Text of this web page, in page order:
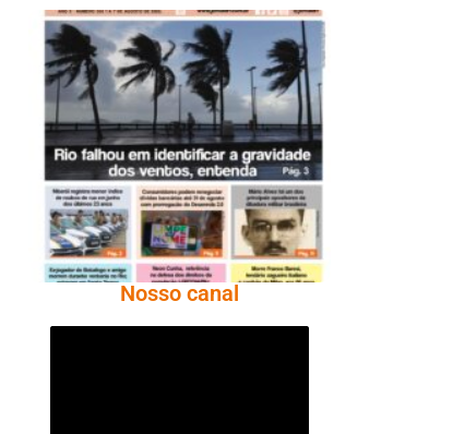
Ano X – Número 366
01 A 07 De Agosto De
2026
Nosso canal